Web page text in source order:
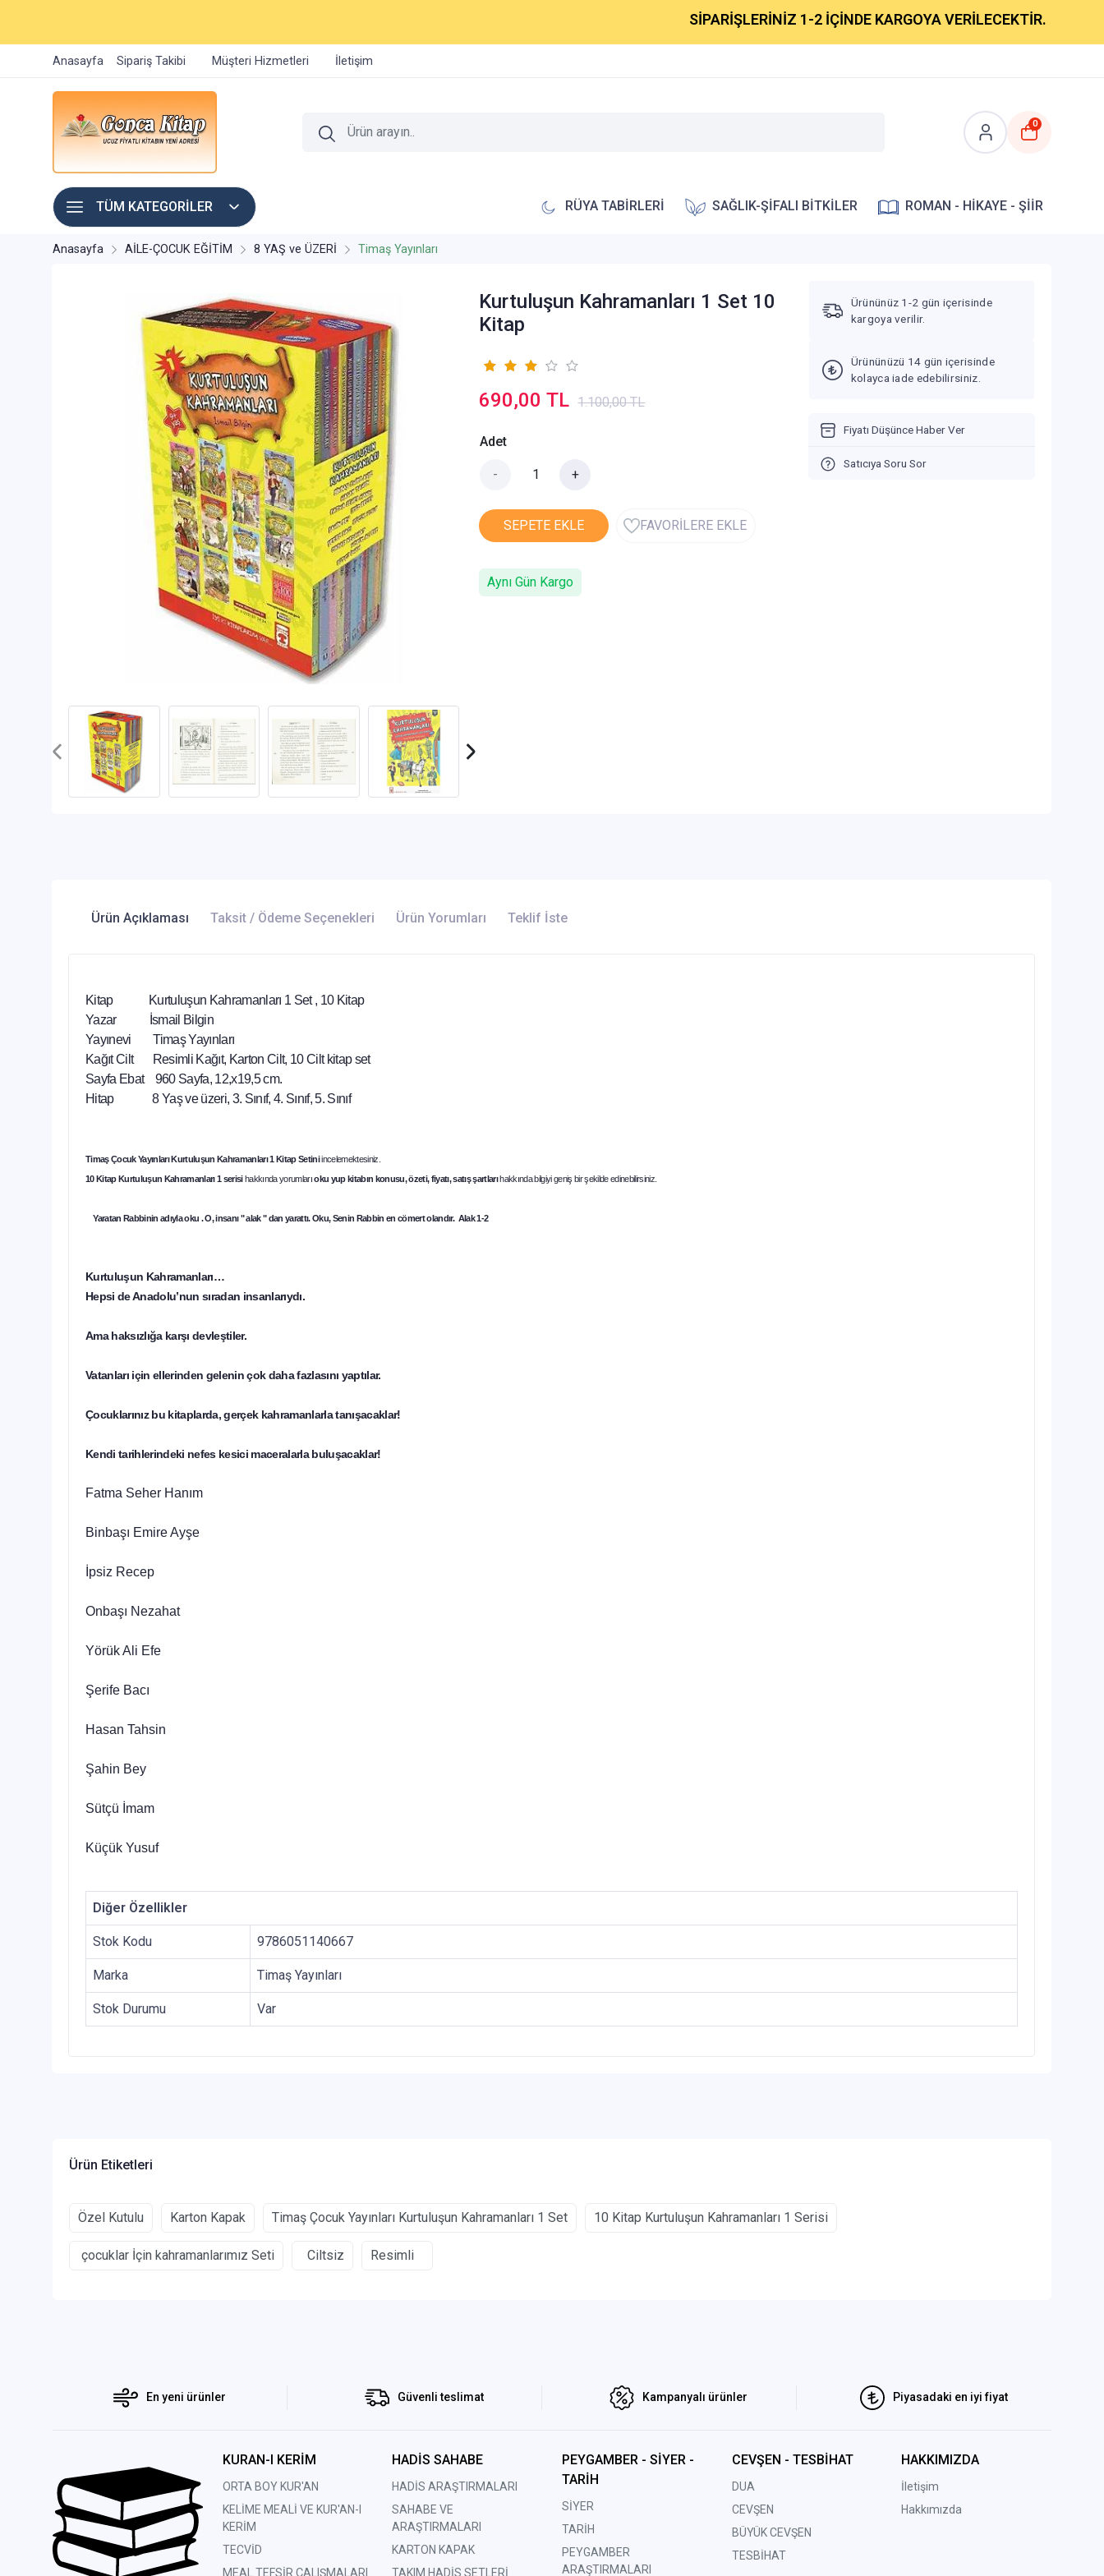
SİPARİŞLERİNİZ 1-2 İÇİNDE KARGOYA VERİLECEKTİR.
Anasayfa Sipariş Takibi Müşteri Hizmetleri İletişim
0
TÜM KATEGORİLER RÜYA TABİRLERİ SAĞLIK-ŞİFALI BİTKİLER ROMAN - HİKAYE - ŞİİR
Anasayfa AİLE-ÇOCUK EĞİTİM 8 YAŞ ve ÜZERİ Timaş Yayınları
Kurtuluşun Kahramanları 1 Set 10
Kitap
690,00 TL 1.100,00 TL
Adet
- +
SEPETE EKLE FAVORİLERE EKLE
Aynı Gün Kargo
Ürününüz 1-2 gün içerisinde
kargoya verilir.
Ürününüzü 14 gün içerisinde
kolayca iade edebilirsiniz.
Fiyatı Düşünce Haber Ver
Satıcıya Soru Sor
Ürün Açıklaması Taksit / Ödeme Seçenekleri Ürün Yorumları Teklif İste
Kitap Kurtuluşun Kahramanları 1 Set , 10 Kitap
Yazar İsmail Bilgin
Yayınevi Timaş Yayınları
Kağıt Cilt Resimli Kağıt, Karton Cilt, 10 Cilt kitap set
Sayfa Ebat 960 Sayfa, 12,x19,5 cm.
Hitap 8 Yaş ve üzeri, 3. Sınıf, 4. Sınıf, 5. Sınıf
Timaş Çocuk Yayınları Kurtuluşun Kahramanları 1 Kitap Setiniincelemektesiniz.
10 KitapKurtuluşun Kahramanları1 serisihakkında yorumlarıoku yup kitabın konusu, özeti, fiyatı, satış şartlarıhakkında bilgiyi geniş bir şekilde edinebilirsiniz.
Yaratan Rabbinin adıyla oku . O, insanı " alak " dan yarattı. Oku, Senin Rabbin en cömert olandır. Alak 1-2
Kurtuluşun Kahramanları…
Hepsi de Anadolu’nun sıradan insanlarıydı.
Ama haksızlığa karşı devleştiler.
Vatanları için ellerinden gelenin çok daha fazlasını yaptılar.
Çocuklarınız bu kitaplarda, gerçek kahramanlarla tanışacaklar!
Kendi tarihlerindeki nefes kesici maceralarla buluşacaklar!
Fatma Seher Hanım
Binbaşı Emire Ayşe
İpsiz Recep
Onbaşı Nezahat
Yörük Ali Efe
Şerife Bacı
Hasan Tahsin
Şahin Bey
Sütçü İmam
Küçük Yusuf
Diğer Özellikler
Stok Kodu 9786051140667
Marka Timaş Yayınları
Stok Durumu Var
Ürün Etiketleri
Özel Kutulu Karton Kapak Timaş Çocuk Yayınları Kurtuluşun Kahramanları 1 Set 10 Kitap Kurtuluşun Kahramanları 1 Serisi
çocuklar İçin kahramanlarımız Seti Ciltsiz Resimli
En yeni ürünler Güvenli teslimat Kampanyalı ürünler Piyasadaki en iyi fiyat
KURAN-I KERİM
ORTA BOY KUR'AN
KELİME MEALİ VE KUR'AN-I
KERİM
TECVİD
MEAL TEFSİR ÇALIŞMALARI
HADİS SAHABE
HADİS ARAŞTIRMALARI
SAHABE VE
ARAŞTIRMALARI
KARTON KAPAK
TAKIM HADİS SETLERİ
PEYGAMBER - SİYER -
TARİH
SİYER
TARİH
PEYGAMBER
ARAŞTIRMALARI
CEVŞEN - TESBİHAT
DUA
CEVŞEN
BÜYÜK CEVŞEN
TESBİHAT
HAKKIMIZDA
İletişim
Hakkımızda